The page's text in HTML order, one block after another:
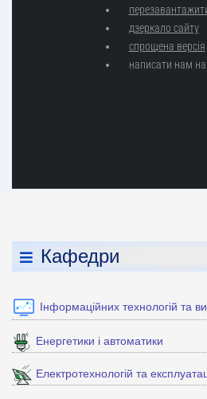
Кафедри
Інформаційних технологій та
Енергетики і автоматики
Електротехнологій та